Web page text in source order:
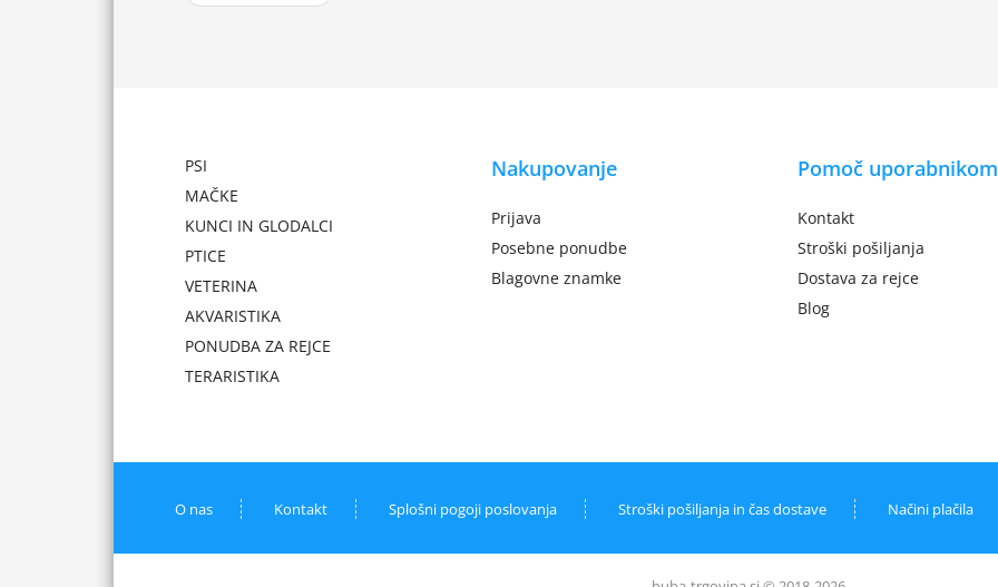
PSI
MAČKE
KUNCI IN GLODALCI
PTICE
VETERINA
AKVARISTIKA
PONUDBA ZA REJCE
TERARISTIKA
Nakupovanje
Prijava
Posebne ponudbe
Blagovne znamke
Pomoč uporabnikom
Kontakt
Stroški pošiljanja
Dostava za rejce
Blog
O nas Kontakt Splošni pogoji poslovanja Stroški pošiljanja in čas dostave Načini plačila